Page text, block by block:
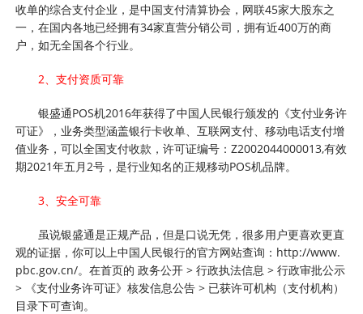
收单的综合支付企业，是中国支付清算协会，网联45家大股东之
一，在国内各地已经拥有34家直营分销公司，拥有近400万的商
户，如无全国各个行业。
2、支付资质可靠
银盛通POS机2016年获得了中国人民银行颁发的《支付业务许
可证》，业务类型涵盖银行卡收单、互联网支付、移动电话支付增
值业务，可以全国支付收款，许可证编号：Z2002044000013,有效
期2021年五月2号，是行业知名的正规移动POS机品牌。
3、安全可靠
虽说银盛通是正规产品，但是口说无凭，很多用户更喜欢更直
观的证据，你可以上中国人民银行的官方网站查询：http://www.
pbc.gov.cn/。在首页的 政务公开 > 行政执法信息 > 行政审批公示
> 《支付业务许可证》核发信息公告 > 已获许可机构（支付机构）
目录下可查询。